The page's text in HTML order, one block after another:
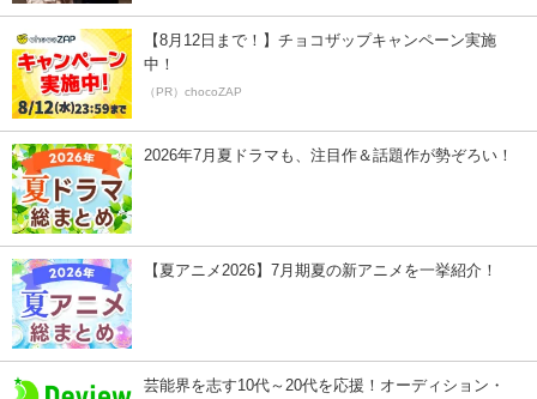
【8月12日まで！】チョコザップキャンペーン実施
中！
（PR）chocoZAP
2026年7月夏ドラマも、注目作＆話題作が勢ぞろい！
【夏アニメ2026】7月期夏の新アニメを一挙紹介！
芸能界を志す10代～20代を応援！オーディション・